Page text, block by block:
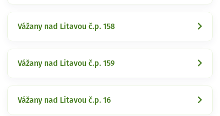
Vážany nad Litavou č.p. 158
Vážany nad Litavou č.p. 159
Vážany nad Litavou č.p. 16